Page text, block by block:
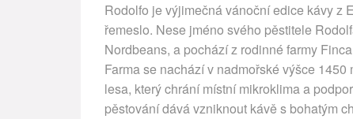
Rodolfo je výjimečná vánoční edice kávy z
řemeslo. Nese jméno svého pěstitele
Nordbeans, a pochází z rodinné farmy
Farma se nachází v nadmořské výšce
lesa, který chrání místní mikroklima a
pěstování dává vzniknout kávě s bohatým